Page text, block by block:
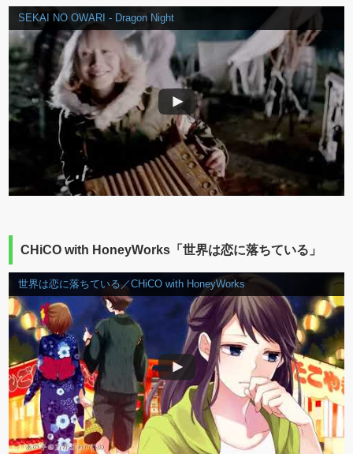
SEKAI NO OWARI - Dragon Night
CHiCO with HoneyWorks「世界は恋に落ちている」
世界は恋に落ちている／CHiCO with HoneyWorks